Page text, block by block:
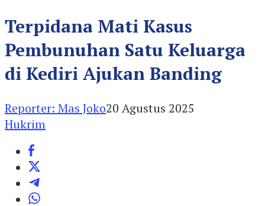
Terpidana Mati Kasus
Pembunuhan Satu Keluarga
di Kediri Ajukan Banding
Reporter: Mas Joko20 Agustus 2025
Hukrim